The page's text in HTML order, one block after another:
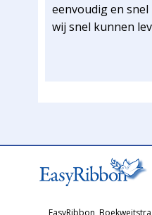
eenvoudig en
wij snel kunnen
EasyRibbon